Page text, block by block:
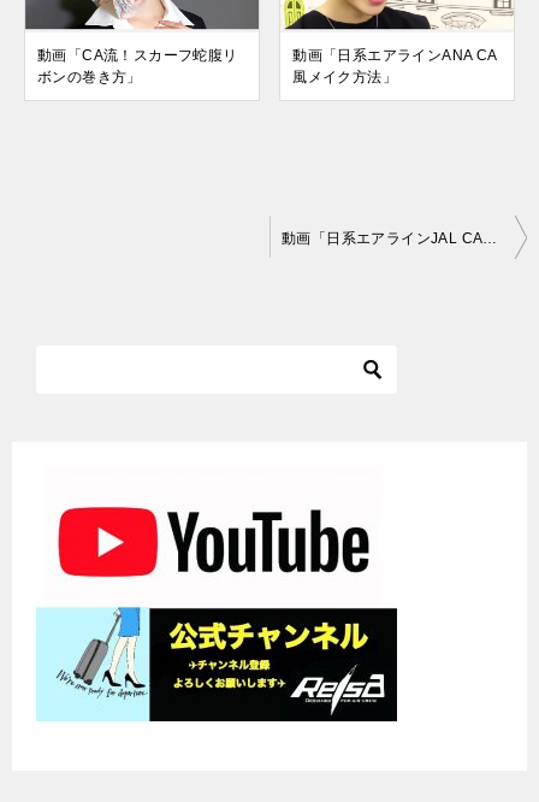
動画「CA流！スカーフ蛇腹リ
ボンの巻き方」
動画「日系エアラインANA CA
風メイク方法」